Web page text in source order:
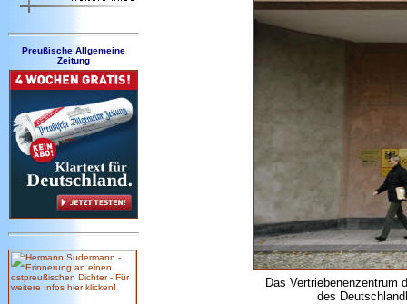
Preußische Allgemeine
Zeitung
Das Vertriebenenzentrum
des